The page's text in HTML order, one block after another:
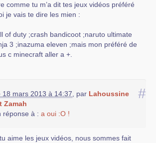
comme tu m’a dit tes jeux vidéos préféré
je vais te dire les mien :
of duty ;crash bandicoot ;naruto ultimate
3 ;inazuma eleven ;mais mon préféré de
c minecraft aller a +.
#
18 mars 2013 à 14:37 par Lahoussine
Zamah
réponse à : a oui :O !
aime les jeux vidéos, nous sommes fait